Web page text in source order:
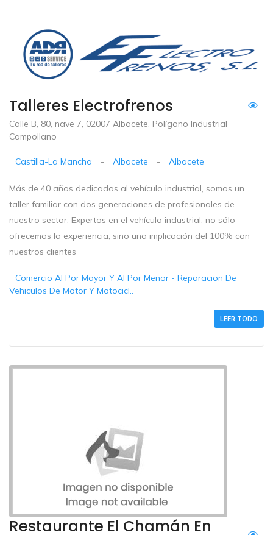
Talleres Electrofrenos
Calle B, 80, nave 7, 02007 Albacete. Polígono Industrial
Campollano
Castilla-La Mancha - Albacete - Albacete
Más de 40 años dedicados al vehículo industrial, somos un
taller familiar con dos generaciones de profesionales de
nuestro sector. Expertos en el vehículo industrial: no sólo
ofrecemos la experiencia, sino una implicación del 100% con
nuestros clientes
Comercio Al Por Mayor Y Al Por Menor - Reparacion De
Vehiculos De Motor Y Motocicl..
LEER TODO
Restaurante El Chamán En